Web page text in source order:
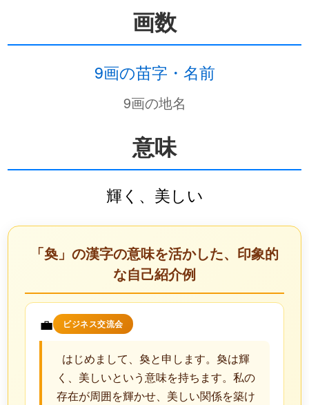
画数
9画の苗字・名前
9画の地名
意味
輝く、美しい
「奐」の漢字の意味を活かした、印象的
な自己紹介例
💼 ビジネス交流会
はじめまして、奐と申します。奐は輝
く、美しいという意味を持ちます。私の
存在が周囲を輝かせ、美しい関係を築け